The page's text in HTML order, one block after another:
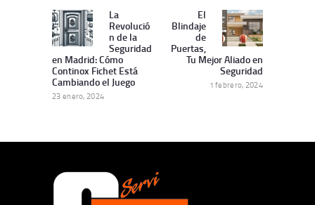
de
entradas
Publicación
Anterior:
La
Revolució
n de la
Seguridad
en Madrid: Cómo
Continox Fichet Está
Cambiando el Juego
23 enero, 2024
Siguiente
publicación:
El
Blindaje
de
Puertas,
Tu Mejor Aliado en
Seguridad
1 febrero, 2024